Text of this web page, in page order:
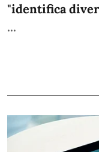
"identifica
...